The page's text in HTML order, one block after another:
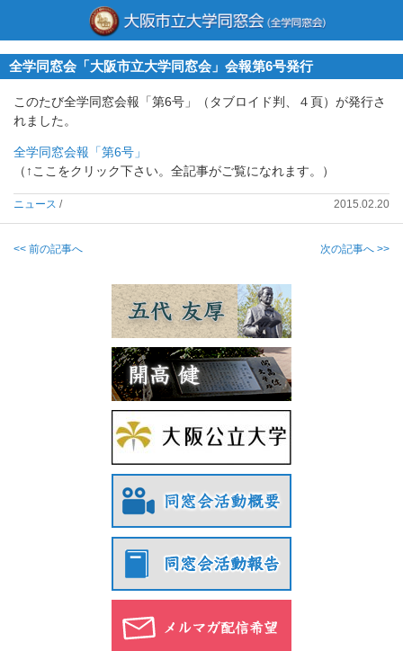
全学同窓会「大阪市立大学同窓会」会報第6号発行
このたび全学同窓会報「第6号」（タブロイド判、４頁）が発行さ
れました。
全学同窓会報「第6号」
（↑ここをクリック下さい。全記事がご覧になれます。）
ニュース / 2015.02.20
<< 前の記事へ 次の記事へ >>